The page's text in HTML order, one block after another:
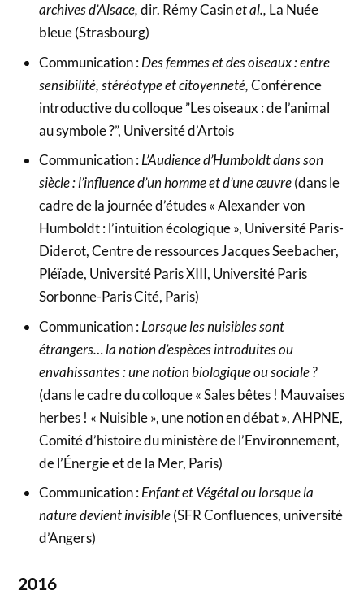
archives d’Alsace,dir. Rémy Casinet al., La Nuée
bleue (Strasbourg)
Communication :Des femmes et des oiseaux : entre
sensibilité, stéréotype et citoyenneté,Conférence
introductive du colloque ”Les oiseaux : de l’animal
au symbole ?”, Université d’Artois
Communication :L’Audience d’Humboldt dans son
siècle : l’influence d’un homme et d’une œuvre(dans le
cadre de la journée d’études « Alexander von
Humboldt : l’intuition écologique », Université Paris-
Diderot, Centre de ressources Jacques Seebacher,
Pléïade, Université Paris XIII, Université Paris
Sorbonne-Paris Cité, Paris)
Communication :Lorsque les nuisibles sont
étrangers… la notion d’espèces introduites ou
envahissantes : une notion biologique ou sociale ?
(dans le cadre du colloque « Sales bêtes ! Mauvaises
herbes ! « Nuisible », une notion en débat », AHPNE,
Comité d’histoire du ministère de l’Environnement,
de l’Énergie et de la Mer, Paris)
Communication :Enfant et Végétal ou lorsque la
nature devient invisible(SFR Confluences, université
d’Angers)
2016